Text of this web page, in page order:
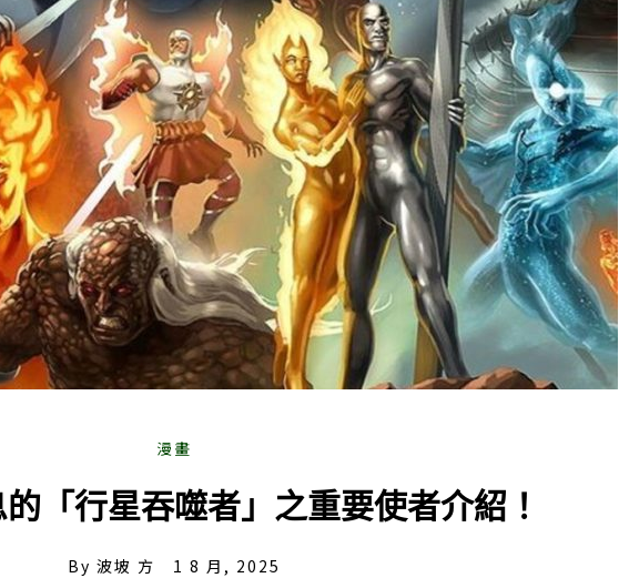
「行星吞噬者」之重要使者介紹！
By 波坡 方 1 8 月, 2025